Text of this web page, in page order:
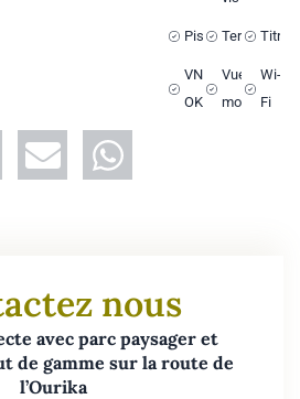
PiscineTerrasse
Titré
VNA
OK
Vue sur les
montagnes
Wi-
Fi
nous
avec parc paysager et
de gamme sur la route de
l’Ourika